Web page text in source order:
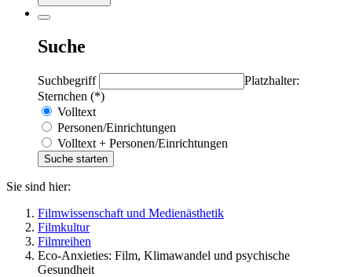
Suche
Suchbegriff
Platzhalter:
Sternchen (*)
Volltext
Personen/Einrichtungen
Volltext + Personen/Einrichtungen
Sie sind hier:
Filmwissenschaft und Medienästhetik
Filmkultur
Filmreihen
Eco-Anxieties: Film, Klimawandel und psychische
Gesundheit